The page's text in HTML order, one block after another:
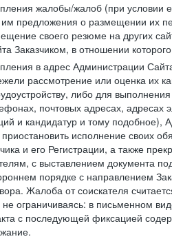
жалобы/жалоб (при условии
предложения о размещении их
своего резюме на других
Заказчиком, в отношении
в адрес Администрации
рассмотрение или оценка их
либо для
почтовых адресах, адресах
и кандидатур и тому подобное),
исполнение своих
и его Регистрации, а также
с выставлением документа
порядке с направлением
Жалоба от соискателя
ограничиваясь: в письменном
с последующей фиксацией